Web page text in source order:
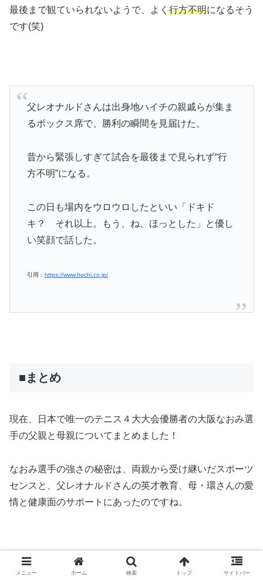
最後まで観ていられないようで、よく 行方不明になるそう
です(笑)
父レオナルドさんは出身地ハイチの親戚らが集ま
るボックス席で、勝利の瞬間を見届けた。
昔から緊張しすぎて試合を最後まで見られず“行
方不明”になる。
この日も場内をウロウロしたといい「ドキド
キ？ それ以上。もう、ね、ほっとした」と優し
い笑顔で話した。
引用： https://www.hochi.co.jp/
■まとめ
現在、日本で唯一のテニス４大大会優勝者の大阪なおみ選
手の父親と母親についてまとめました！
なおみ選手の強さの秘密は、両親から受け継いだスポーツ
センスと、父レオナルドさんの英才教育、母・環さんの愛
情と健康面のサポートにあったのですね。
なおみ選手は現在20歳とまだ若くして、世界ランク7位と
メニュー ホーム 検索 トップ サイドバー